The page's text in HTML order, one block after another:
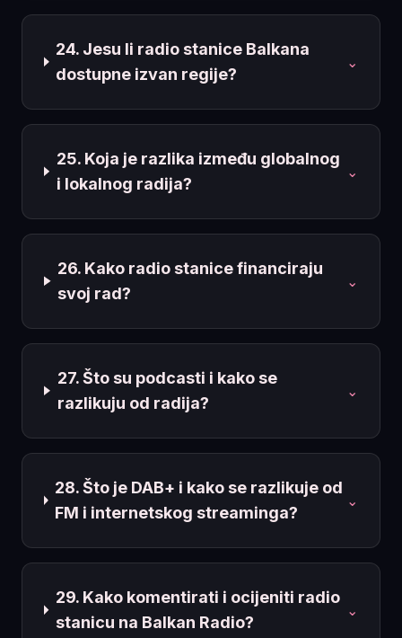
24. Jesu li radio stanice Balkana
dostupne izvan regije?
⌄
25. Koja je razlika između globalnog
i lokalnog radija?
⌄
26. Kako radio stanice financiraju
svoj rad?
⌄
27. Što su podcasti i kako se
razlikuju od radija?
⌄
28. Što je DAB+ i kako se razlikuje od
FM i internetskog streaminga?
⌄
29. Kako komentirati i ocijeniti radio
stanicu na Balkan Radio?
⌄